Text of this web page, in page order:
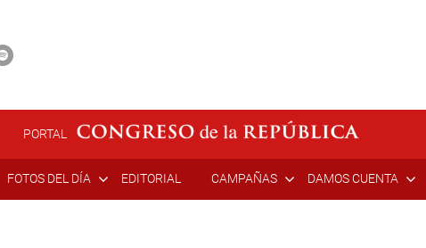
PORTAL
FOTOS DEL DÍA EDITORIAL CAMPAÑAS DAMOS CUENTA